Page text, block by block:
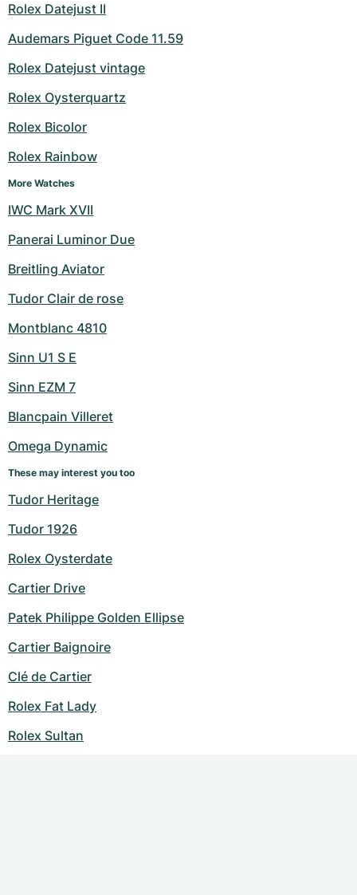
Rolex Datejust II
Audemars Piguet Code 11.59
Rolex Datejust vintage
Rolex Oysterquartz
Rolex Bicolor
Rolex Rainbow
More Watches
IWC Mark XVII
Panerai Luminor Due
Breitling Aviator
Tudor Clair de rose
Montblanc 4810
Sinn U1 S E
Sinn EZM 7
Blancpain Villeret
Omega Dynamic
These may interest you too
Tudor Heritage
Tudor 1926
Rolex Oysterdate
Cartier Drive
Patek Philippe Golden Ellipse
Cartier Baignoire
Clé de Cartier
Rolex Fat Lady
Rolex Sultan